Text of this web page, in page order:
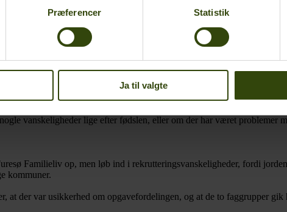
Præferencer Statistik
Ja til valgte
fødsel og barsel’, der bliver udleveret ved
informationsblade ind i mappen, efterhånden som de kommer i
får sit eget faneblad. På den måde bliver det lettere for
sundhedspleje er udfordret af de nye elektroniske fødselsanmeldelser,
finde frem, når sundhedsplejersken spørger efter det. Christina
overlevering til sundhedsplejen.
vanskeligheder lige efter fødslen, eller om der har været
Familieliv op, men løb ind i rekrutteringsvanskeligheder, fordi
kommuner.
at der var usikkerhed om opgavefordelingen, og at de to faggrupper gik